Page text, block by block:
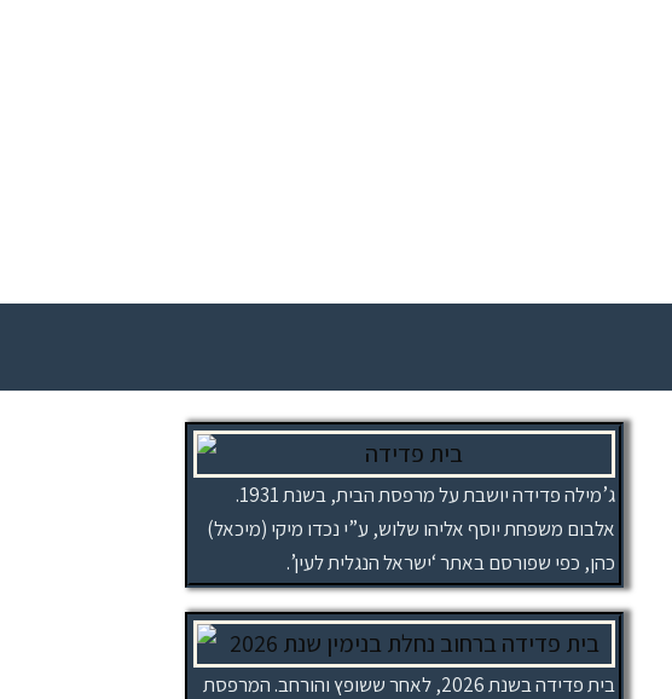
ג’מילה פדידה יושבת על מרפסת הבית, בשנת 1931.
אלבום משפחת יוסף אליהו שלוש, ע”י נכדו מיקי (מיכאל)
כהן, כפי שפורסם באתר ‘ישראל הנגלית לעין’.‏
בית פדידה בשנת 2026, לאחר ששופץ והורחב. המרפסת